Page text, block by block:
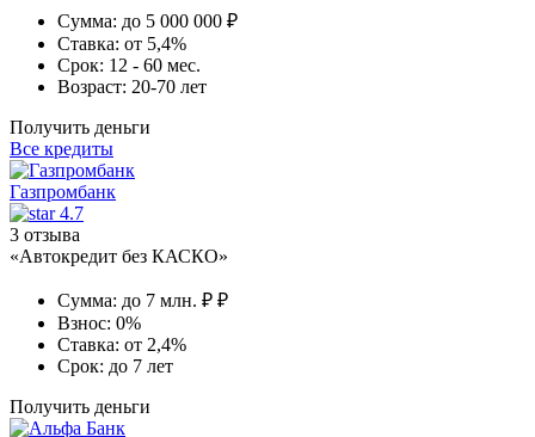
Сумма: до 5 000 000 ₽
Ставка: от 5,4%
Срок: 12 - 60 мес.
Возраст: 20-70 лет
Получить деньги
Все кредиты
Газпромбанк
4.7
3 отзыва
«Автокредит без КАСКО»
Сумма: до 7 млн. ₽ ₽
Взнос: 0%
Ставка: от 2,4%
Срок: до 7 лет
Получить деньги